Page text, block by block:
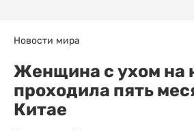
Новости мира
Женщина с ухом на
проходила пять
Китае